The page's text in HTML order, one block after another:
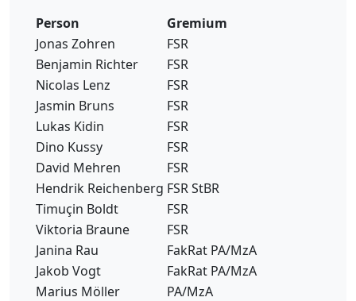
Person
Gremium
Jonas Zohren
FSR
Benjamin Richter
FSR
Nicolas Lenz
FSR
Jasmin Bruns
FSR
Lukas Kidin
FSR
Dino Kussy
FSR
David Mehren
FSR
Hendrik Reichenberg FSR StBR
Timuçin Boldt
FSR
Viktoria Braune
FSR
Janina Rau
FakRat PA/MzA
Jakob Vogt
FakRat PA/MzA
Marius Möller
PA/MzA